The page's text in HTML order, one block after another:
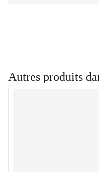
Autres produits